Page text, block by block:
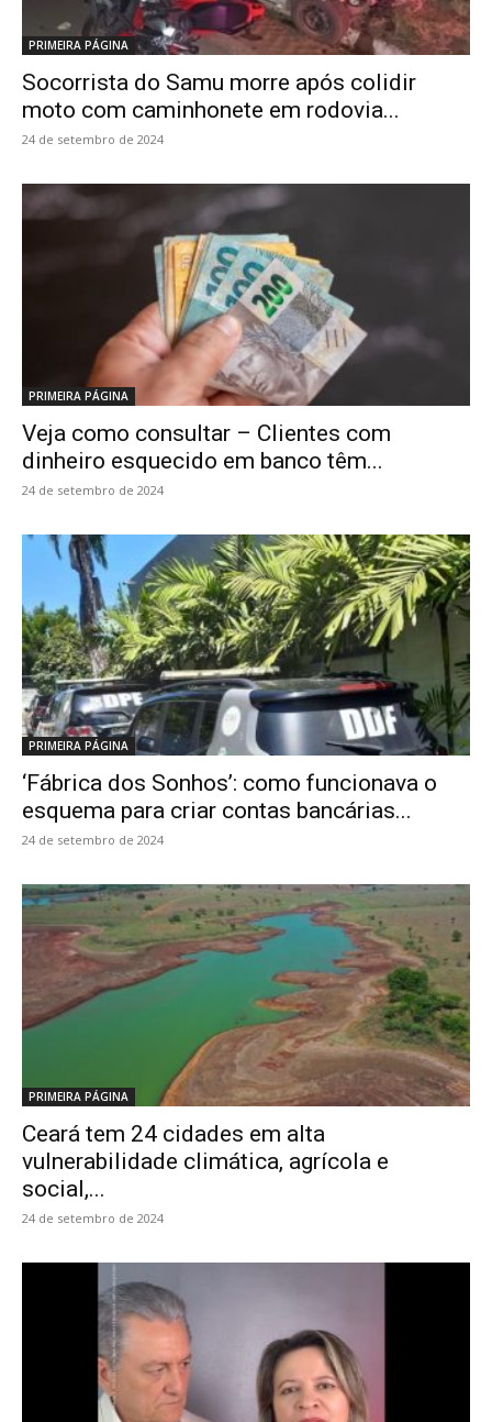
PRIMEIRA PÁGINA
Socorrista do Samu morre após colidir
moto com caminhonete em rodovia...
24 de setembro de 2024
PRIMEIRA PÁGINA
Veja como consultar – Clientes com
dinheiro esquecido em banco têm...
24 de setembro de 2024
PRIMEIRA PÁGINA
‘Fábrica dos Sonhos’: como funcionava o
esquema para criar contas bancárias...
24 de setembro de 2024
PRIMEIRA PÁGINA
Ceará tem 24 cidades em alta
vulnerabilidade climática, agrícola e
social,...
24 de setembro de 2024